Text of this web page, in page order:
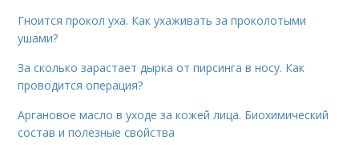
Гноится прокол уха. Как ухаживать за проколотыми
ушами?
За сколько зарастает дырка от пирсинга в носу. Как
проводится операция?
Аргановое масло в уходе за кожей лица. Биохимический
состав и полезные свойства